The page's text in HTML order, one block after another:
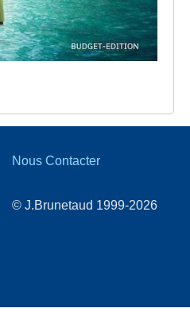
Nous Contacter
© J.Brunetaud 1999-2026